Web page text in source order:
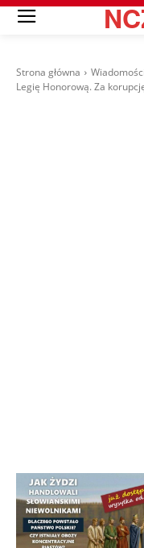
Strona główna Wiadomości
Legię Honorową. Za